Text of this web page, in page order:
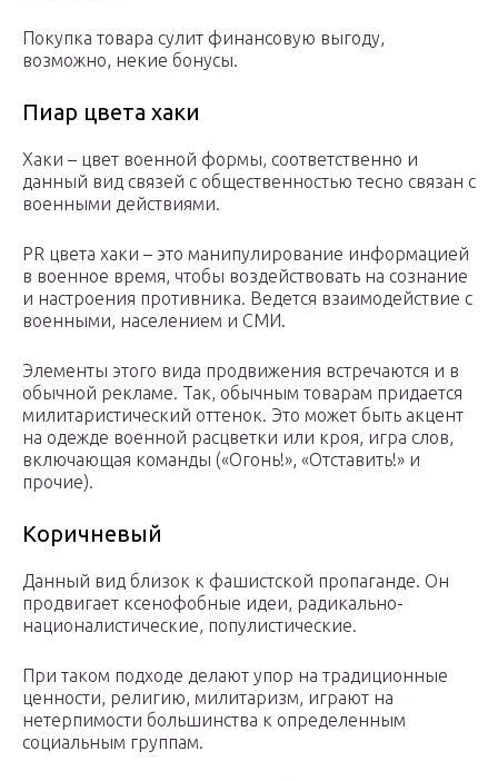
Покупка товара сулит финансовую выгоду,
возможно, некие бонусы.
Пиар цвета хаки
Хаки – цвет военной формы, соответственно и
данный вид связей с общественностью тесно связан с
военными действиями.
PR цвета хаки – это манипулирование информацией
в военное время, чтобы воздействовать на сознание
и настроения противника. Ведется взаимодействие с
военными, населением и СМИ.
Элементы этого вида продвижения встречаются и в
обычной рекламе. Так, обычным товарам придается
милитаристический оттенок. Это может быть акцент
на одежде военной расцветки или кроя, игра слов,
включающая команды («Огонь!», «Отставить!» и
прочие).
Коричневый
Данный вид близок к фашистской пропаганде. Он
продвигает ксенофобные идеи, радикально-
националистические, популистические.
При таком подходе делают упор на традиционные
ценности, религию, милитаризм, играют на
нетерпимости большинства к определенным
социальным группам.